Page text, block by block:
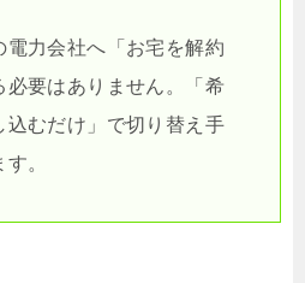
電力会社へ「お宅を解約
必要はありません。「希
込むだけ」で切り替え手
。